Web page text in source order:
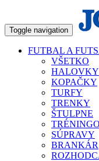
Toggle navigation
FUTBAL A
VŠETKO
HALOVKY
KOPAČKY
TURFY
TRENKY
ŠTULPNE
SÚPRAVY
BRANKÁR